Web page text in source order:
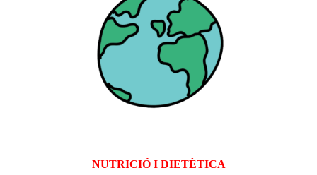
NUTRICIÓ I DIETÈTICA